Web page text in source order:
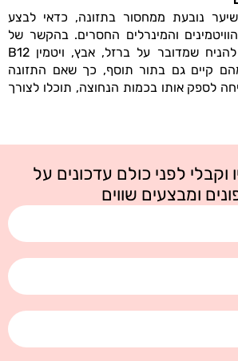
נובעת ממחסור בתזונה, כדאי לבצע
והמינרלים החסרים. בהקשר של
דלילות בשיער סביר להניח שמדובר על ברזל, אבץ, ויטמין B12
אחד מהם קיים גם בתור תוסף, כך שאם התזונה
לספק אותו בכמות הנחוצה, תוכלו לצורך
לפני כולם עדכונים על
ומבצעים שווים